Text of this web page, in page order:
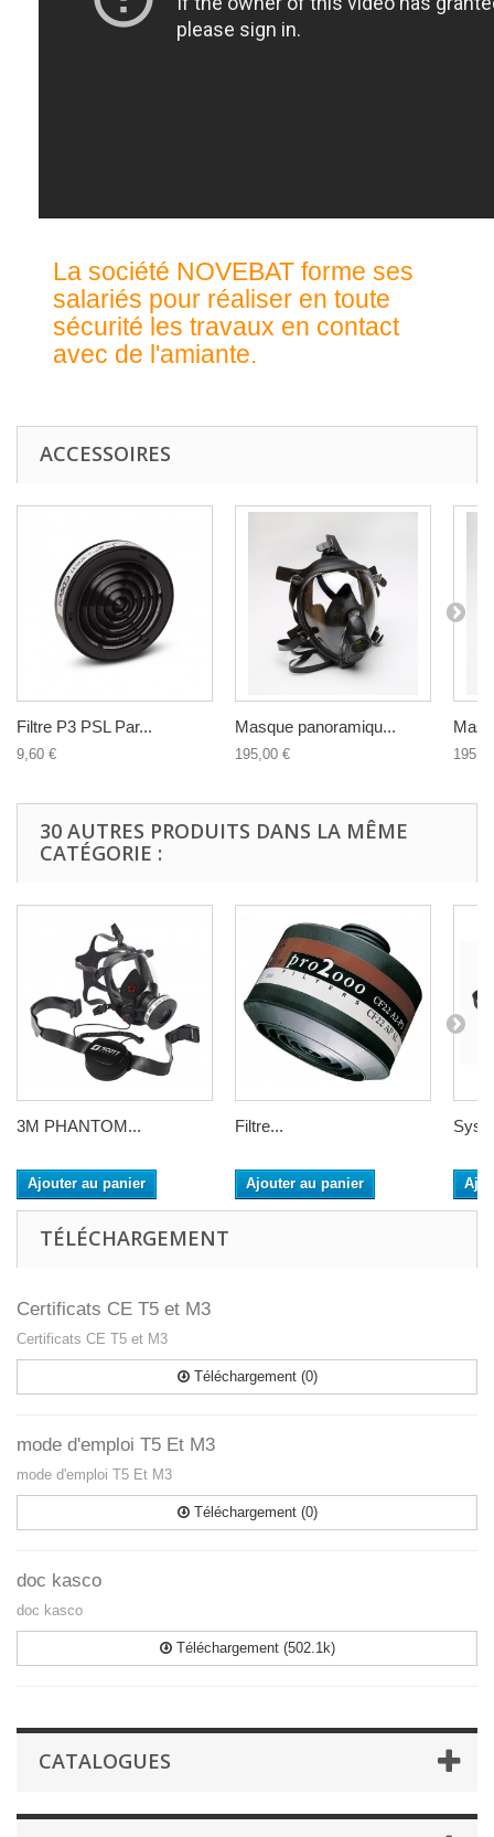
La société NOVEBAT forme ses
salariés pour réaliser en toute
sécurité les travaux en contact
avec de l'amiante.
ACCESSOIRES
Filtre P3 PSL Par...
9,60 €
Masque panoramiqu...
195,00 €
30 AUTRES PRODUITS DANS LA MÊME
CATÉGORIE :
3M PHANTOM...
Ajouter au panier
Filtre...
Ajouter au panier
TÉLÉCHARGEMENT
Certificats CE T5 et M3
Certificats CE T5 et M3
Téléchargement (0)
mode d'emploi T5 Et M3
mode d'emploi T5 Et M3
Téléchargement (0)
doc kasco
doc kasco
Téléchargement (502.1k)
CATALOGUES